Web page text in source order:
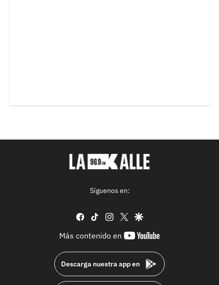
Síguenos en:
facebook
tiktok instagram
twittergoogle
Más contenido en
youtube-
Descarga nuestra app en